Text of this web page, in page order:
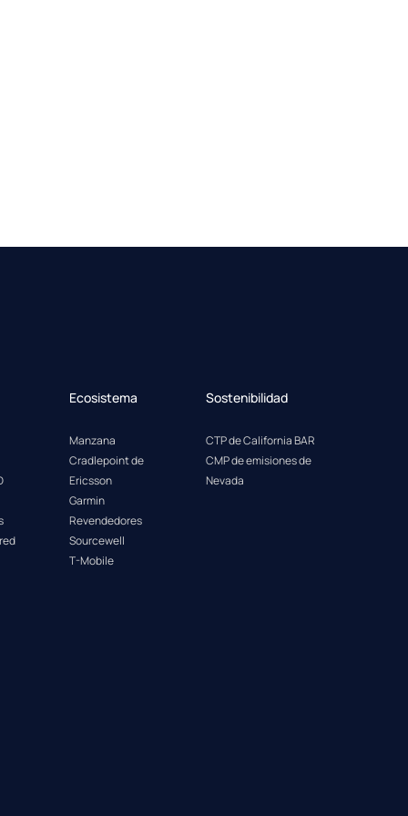
Ecosistema
Manzana
Cradlepoint de
Ericsson
Garmin
Revendedores
Sourcewell
T-Mobile
Sostenibilidad
CTP de California BAR
CMP de emisiones de
Nevada